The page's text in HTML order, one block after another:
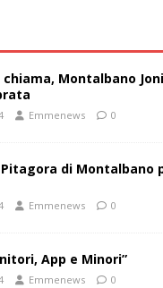
chiama, Montalbano
Emmenews 0
Pitagora di Montalbano
Emmenews 0
App e Minori”
Emmenews 0